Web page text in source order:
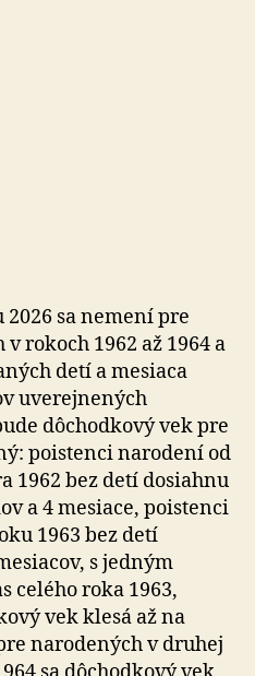
sa nemení pre
rokoch 1962 až 1964 a
detí a mesiaca
uve­rej­ne­ných
dôchodkový vek pre
poistenci narodení od
1962 bez detí dosiahnu
a 4 mesiace, poistenci
1963 bez detí
s jedným
celého roka 1963,
vek klesá až na
narodených v druhej